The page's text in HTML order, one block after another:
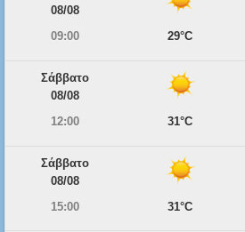
08/08
09:00
29°C
Σάββατο
08/08
12:00
31°C
Σάββατο
08/08
15:00
31°C